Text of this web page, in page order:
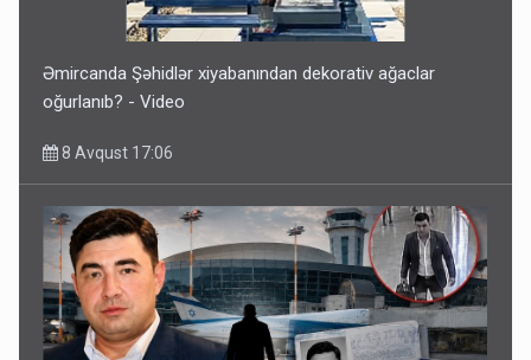
Əmircanda Şəhidlər xiyabanından dekorativ ağaclar
oğurlanıb? - Video
8 Avqust 17:06